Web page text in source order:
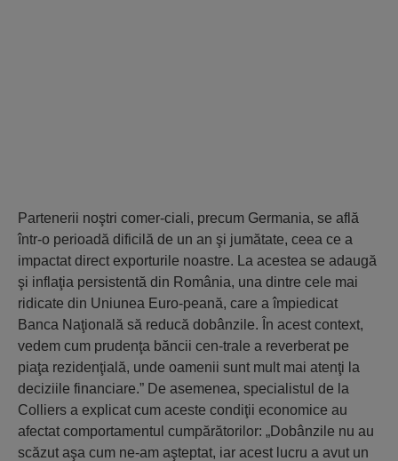
Partenerii noştri comer-ciali, precum Germania, se află
într-o perioadă dificilă de un an şi jumătate, ceea ce a
impactat direct exporturile noastre. La acestea se adaugă
şi inflaţia persistentă din România, una dintre cele mai
ridicate din Uniunea Euro-peană, care a împiedicat
Banca Naţională să reducă dobânzile. În acest context,
vedem cum prudenţa băncii cen-trale a reverberat pe
piaţa rezidenţială, unde oamenii sunt mult mai atenţi la
deciziile financiare.” De asemenea, specialistul de la
Colliers a explicat cum aceste condiţii economice au
afectat comportamentul cumpărătorilor: „Dobânzile nu au
scăzut aşa cum ne-am aşteptat, iar acest lucru a avut un